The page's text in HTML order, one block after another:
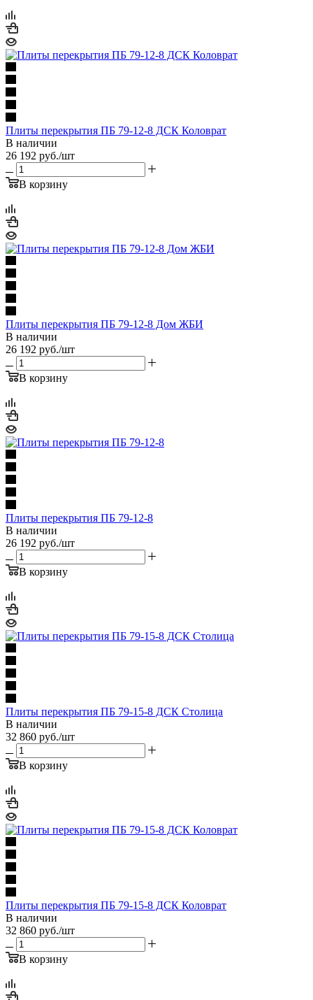
Плиты перекрытия ПБ 79-12-8 ДСК Коловрат
В наличии
26 192 руб./шт
В корзину
Плиты перекрытия ПБ 79-12-8 Дом ЖБИ
В наличии
26 192 руб./шт
В корзину
Плиты перекрытия ПБ 79-12-8
В наличии
26 192 руб./шт
В корзину
Плиты перекрытия ПБ 79-15-8 ДСК Столица
В наличии
32 860 руб./шт
В корзину
Плиты перекрытия ПБ 79-15-8 ДСК Коловрат
В наличии
32 860 руб./шт
В корзину